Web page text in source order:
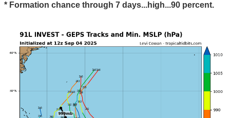
* Formation chance through 7 days...high...90 percent.